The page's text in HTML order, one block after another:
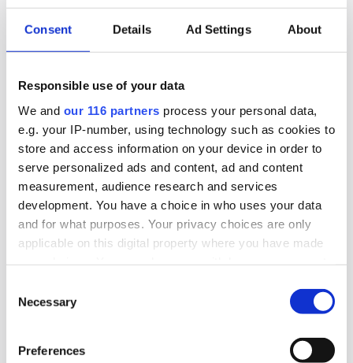
Consent Details Ad Settings About
Responsible use of your data
We and our 116 partners process your personal data,
e.g. your IP-number, using technology such as cookies to
store and access information on your device in order to
serve personalized ads and content, ad and content
measurement, audience research and services
development. You have a choice in who uses your data
and for what purposes. Your privacy choices are only
applicable on this digital property where you have made
the Privacy trigger icon.
Find out more about how your personal data is processed
and set your preferences in the
Selection
Necessary
Preferences
bjuds på ”dryck och enklare mat”. Det pratas på
sina håll om en bojkott mot tillställningen.
2025-10-30, 10:44
The Swedish Thing blir byrå för
civilsamhället
The Swedish Thing, startade 2023 som en pa-
byrå med S-stämpel. Nu tar byrån en ny position
som det som kan vara Sveriges första
civilsamhällesbyrå.
Affärer